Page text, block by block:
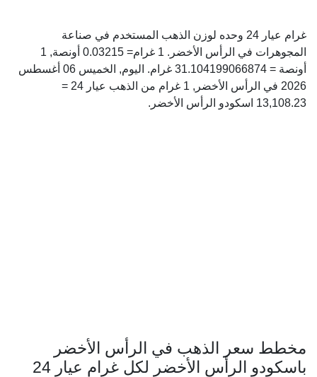
غرام عيار 24 وحده لوزن الذهب المستخدم في صناعة
المجوهرات في الرأس الأخضر. 1 غرام= 0.03215 أونصة, 1
أونصة = 31.104199066874 غرام. اليوم, الخميس 06 أغسطس
2026 في الرأس الأخضر, 1 غرام من الذهب عيار 24 =
13,108.23 اسكودو الرأس الأخضر.
مخطط سعر الذهب في الرأس الأخضر
باسكودو الرأس الأخضر لكل غرام عيار 24